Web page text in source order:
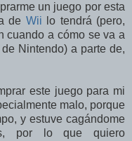
un juego por esta
de Wii lo tendrá (pero,
cuando a cómo se va a
Nintendo) a parte de,
este juego para mi
malo, porque
y estuve cagándome
por lo que quiero